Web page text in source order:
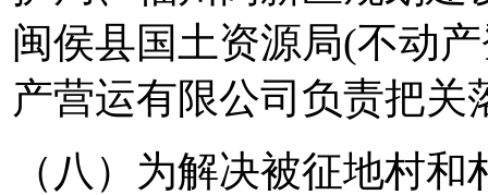
闽侯县国土资源局(不动
产营运有限公司负责把关
（八）为解决被征地村